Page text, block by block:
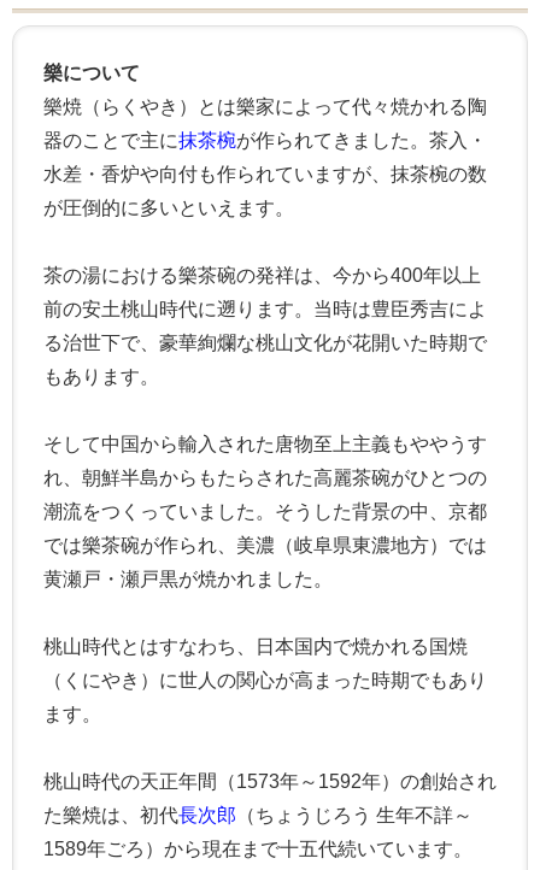
樂について
樂焼（らくやき）とは樂家によって代々焼かれる陶
器のことで主に抹茶椀が作られてきました。茶入・
水差・香炉や向付も作られていますが、抹茶椀の数
が圧倒的に多いといえます。
茶の湯における樂茶碗の発祥は、今から400年以上
前の安土桃山時代に遡ります。当時は豊臣秀吉によ
る治世下で、豪華絢爛な桃山文化が花開いた時期で
もあります。
そして中国から輸入された唐物至上主義もややうす
れ、朝鮮半島からもたらされた高麗茶碗がひとつの
潮流をつくっていました。そうした背景の中、京都
では樂茶碗が作られ、美濃（岐阜県東濃地方）では
黄瀬戸・瀬戸黒が焼かれました。
桃山時代とはすなわち、日本国内で焼かれる国焼
（くにやき）に世人の関心が高まった時期でもあり
ます。
桃山時代の天正年間（1573年～1592年）の創始され
た樂焼は、初代長次郎 （ちょうじろう 生年不詳～
1589年ごろ）から現在まで十五代続いています。